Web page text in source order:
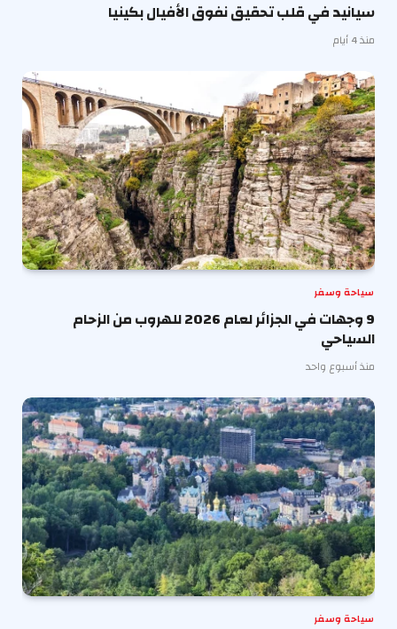
سيانيد في قلب تحقيق نفوق الأفيال بكينيا
منذ 4 أيام
سياحة وسفر
9 وجهات في الجزائر لعام 2026 للهروب من الزحام
السياحي
منذ أسبوع واحد
سياحة وسفر